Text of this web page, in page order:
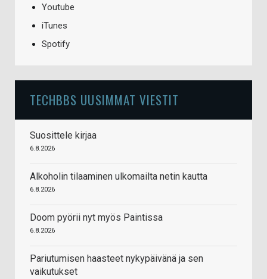
Youtube
iTunes
Spotify
TECHBBS UUSIMMAT VIESTIT
Suosittele kirjaa
6.8.2026
Alkoholin tilaaminen ulkomailta netin kautta
6.8.2026
Doom pyörii nyt myös Paintissa
6.8.2026
Pariutumisen haasteet nykypäivänä ja sen
vaikutukset